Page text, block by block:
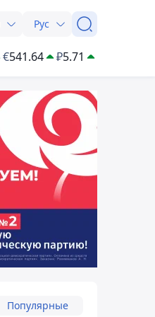
Рус
€541.64 ₽5.71
Популярные